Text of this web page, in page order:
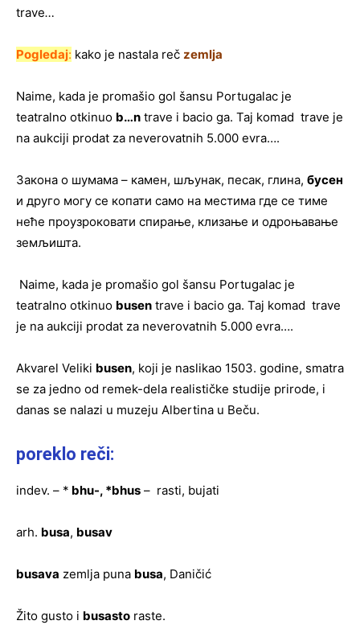
trave…
Pogledaj: kako je nastala reč zemlja
Naime, kada je promašio gol šansu Portugalac je
teatralno otkinuo b…n trave i bacio ga. Taj komad trave je
na aukciji prodat za neverovatnih 5.000 evra….
Закона о шумама – камен, шљунак, песак, глина, бусен
и друго могу се копати само на местима где се тиме
неће проузроковати спирање, клизање и одроњавање
земљишта.
Naime, kada je promašio gol šansu Portugalac je
teatralno otkinuo busen trave i bacio ga. Taj komad trave
je na aukciji prodat za neverovatnih 5.000 evra….
Akvarel Veliki busen, koji je naslikao 1503. godine, smatra
se za jedno od remek-dela realističke studije prirode, i
danas se nalazi u muzeju Albertina u Beču.
poreklo reči:
indev. – * bhu-, *bhus – rasti, bujati
arh. busa, busav
busava zemlja puna busa, Daničić
Žito gusto i busasto raste.